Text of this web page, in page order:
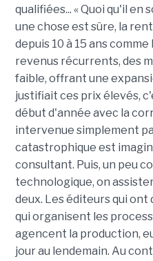
qualifiées... « Quoi qu'il en
une chose est sûre, la
depuis 10 à 15 ans
revenus récurrents, des
faible, offrant une
justifiait ces prix élevés,
début d'année avec la
intervenue simplement
catastrophique est
consultant. Puis, un peu
technologique, on
deux. Les éditeurs qui
qui organisent les
agencent la production,
jour au lendemain. Au